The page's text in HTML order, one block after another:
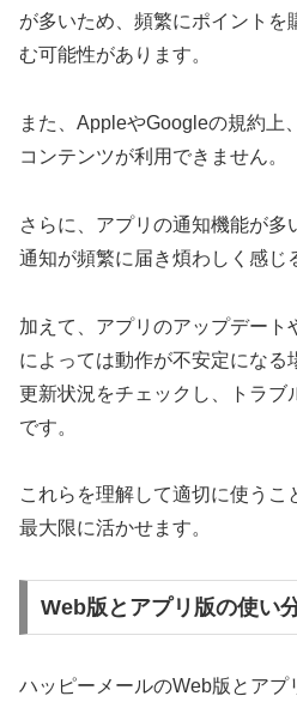
が多いため、頻繁にポイントを
む可能性があります。
また、AppleやGoogleの規約上
コンテンツが利用できません。
さらに、アプリの通知機能が多
通知が頻繁に届き煩わしく感じ
加えて、アプリのアップデート
によっては動作が不安定になる
更新状況をチェックし、トラブ
です。
これらを理解して適切に使うこ
最大限に活かせます。
Web版とアプリ版の使い
ハッピーメールのWeb版とアプ